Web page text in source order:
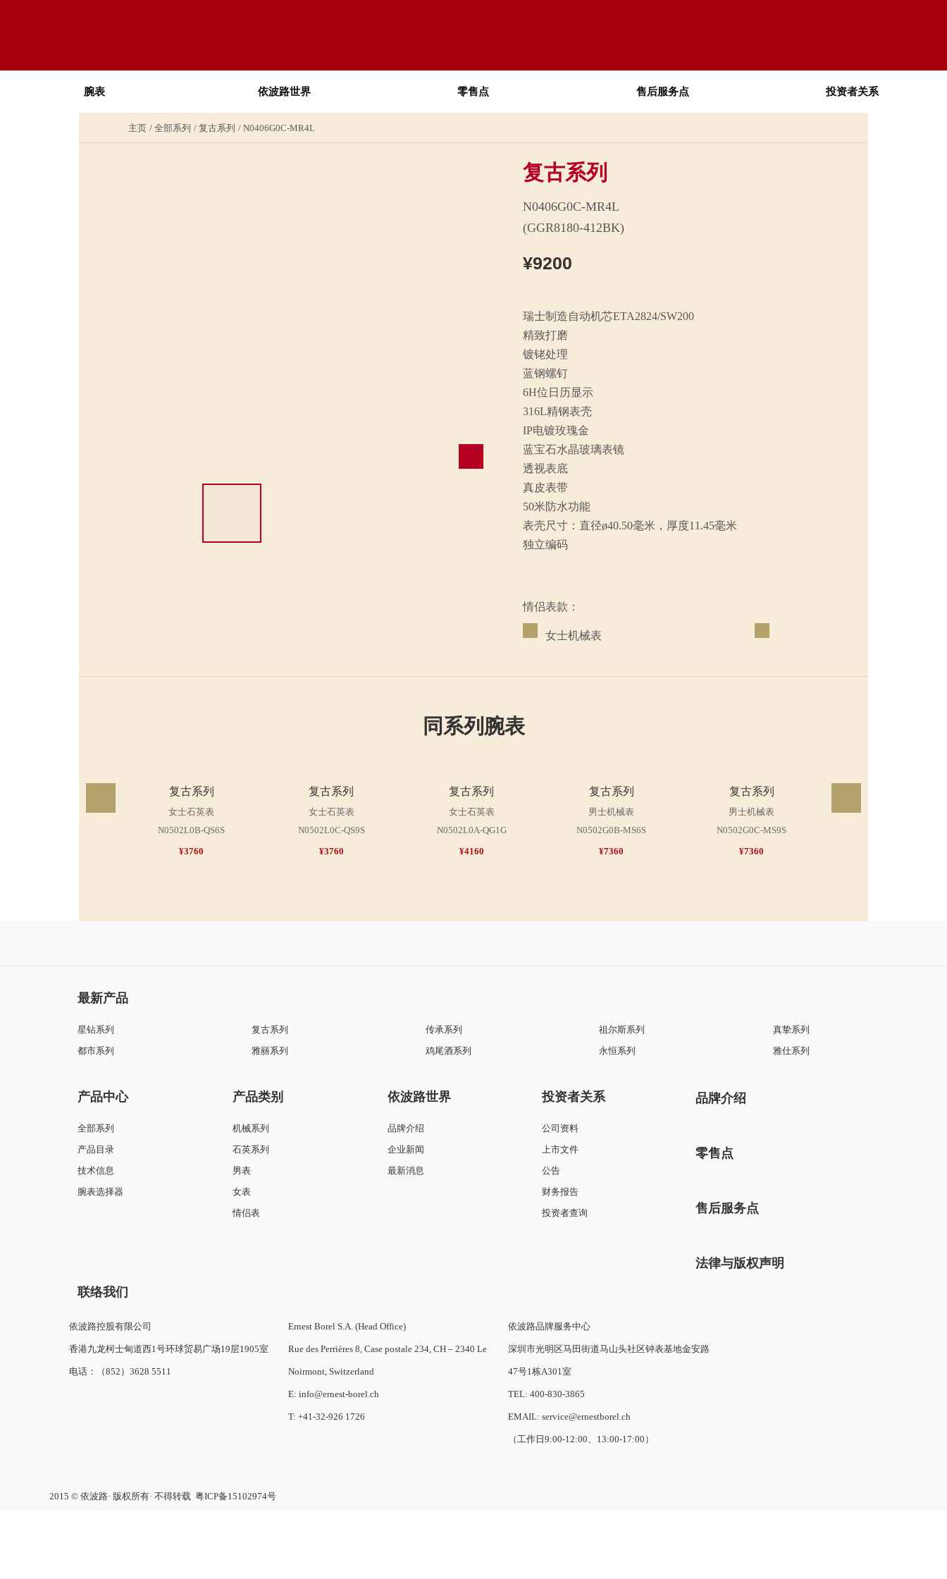
腕表 依波路世界 零售点 售后服务点 投资者关系
主页 全部系列 复古系列 N0406G0C-MR4L
复古系列
N0406G0C-MR4L
(GGR8180-412BK)
¥9200
瑞士制造自动机芯ETA2824/SW200
精致打磨
镀铑处理
蓝钢螺钉
6H位日历显示
316L精钢表壳
IP电镀玫瑰金
蓝宝石水晶玻璃表镜
透视表底
真皮表带
50米防水功能
表壳尺寸：直径ø40.50毫米，厚度11.45毫米
独立编码
情侣表款：
女士机械表
同系列腕表
复古系列
女士石英表
N0502L0B-QS6S
¥3760
复古系列
女士石英表
N0502L0C-QS9S
¥3760
复古系列
女士石英表
N0502L0A-QG1G
¥4160
复古系列
男士机械表
N0502G0B-MS6S
¥7360
复古系列
男士机械表
N0502G0C-MS9S
¥7360
最新产品
星钻系列 复古系列 传承系列 祖尔斯系列
真挚系列
都市系列
雅丽系列 鸡尾酒系列 永恒系列 雅仕系列
产品中心
全部系列
产品目录
技术信息
腕表选择器
产品类别
机械系列
石英系列
男表
女表
情侣表
依波路世界
品牌介绍
企业新闻
最新消息
投资者关系
公司资料
上市文件
公告
财务报告
投资者查询
品牌介绍
零售点
售后服务点
法律与版权声明
联络我们
依波路控股有限公司
香港九龙柯士甸道西1号环球贸易广场19层1905室
电话：（852）3628 5511
Ernest Borel S.A. (Head Office)
Rue des Perrières 8, Case postale 234, CH – 2340 Le
Noirmont, Switzerland
E: info@ernest-borel.ch
T: +41-32-926 1726
依波路品牌服务中心
深圳市光明区马田街道马山头社区钟表基地金安路
47号1栋A301室
TEL: 400-830-3865
EMAIL: service@ernestborel.ch
（工作日9:00-12:00、13:00-17:00）
2015 © 依波路· 版权所有· 不得转载 粤ICP备15102974号